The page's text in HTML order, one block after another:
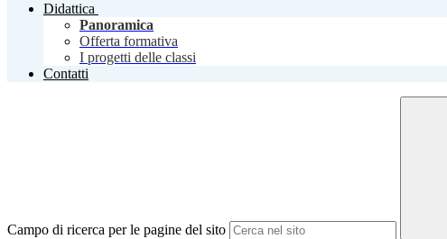
Didattica
Panoramica
Offerta formativa
I progetti delle classi
Contatti
Campo di ricerca per le pagine del sito